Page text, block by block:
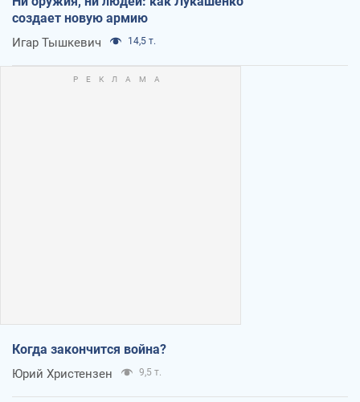
создает новую армию
Игар Тышкевич 14,5 т.
Когда закончится война?
Юрий Христензен 9,5 т.